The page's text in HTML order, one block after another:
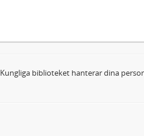
Kungliga biblioteket hanterar dina